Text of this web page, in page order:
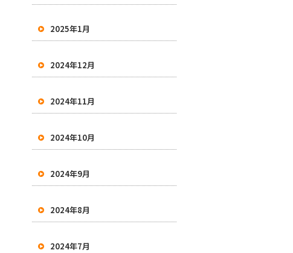
2025年1月
2024年12月
2024年11月
2024年10月
2024年9月
2024年8月
2024年7月